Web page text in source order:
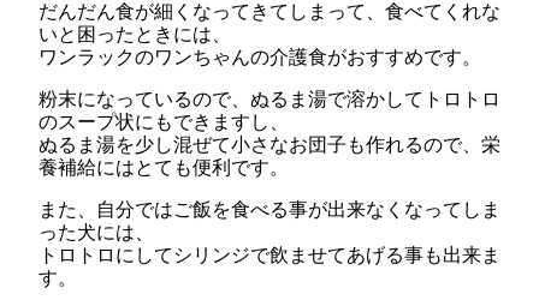
だんだん食が細くなってきてしまって、食べてくれな
いと困ったときには、
ワンラックのワンちゃんの介護食がおすすめです。
粉末になっているので、ぬるま湯で溶かしてトロトロ
のスープ状にもできますし、
ぬるま湯を少し混ぜて小さなお団子も作れるので、栄
養補給にはとても便利です。
また、自分ではご飯を食べる事が出来なくなってしま
った犬には、
トロトロにしてシリンジで飲ませてあげる事も出来ま
す。